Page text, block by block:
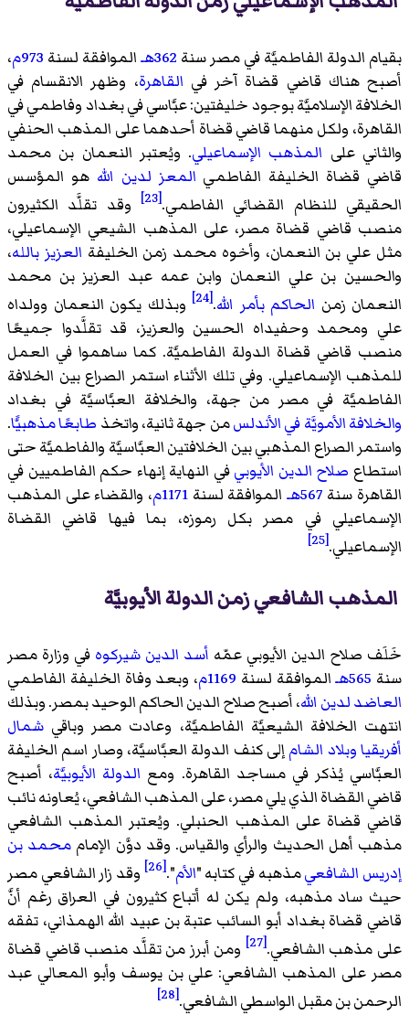
بقيام الدولة الفاطميَّة في مصر سنة 362هـ الموافقة لسنة 973م ،
أصبح هناك قاضي قضاة آخر في القاهرة، وظهر الانقسام في
الخلافة الإسلاميَّة بوجود خليفتين: عبَّاسي في بغداد وفاطمي في
القاهرة، ولكل منهما قاضي قضاة أحدهما على المذهب الحنفي
والثاني على المذهب الإسماعيلي. ويُعتبر النعمان بن محمد
قاضي قضاة الخليفة الفاطمي المعز لدين الله هو المؤسس
الحقيقي للنظام القضائي الفاطمي.[23]
وقد تقلَّد الكثيرون
منصب قاضي قضاة مصر، على المذهب الشيعي الإسماعيلي،
مثل علي بن النعمان، وأخوه محمد زمن الخليفة العزيز بالله،
والحسين بن علي النعمان وابن عمه عبد العزيز بن محمد
النعمان زمن الحاكم بأمر الله.
[24]
وبذلك يكون النعمان وولداه
علي ومحمد وحفيداه الحسين والعزيز، قد تقلَّدوا جميعًا
منصب قاضي قضاة الدولة الفاطميَّة. كما ساهموا في العمل
للمذهب الإسماعيلي. وفي تلك الأثناء استمر الصراع بين الخلافة
الفاطميَّة في مصر من جهة، والخلافة العبَّاسيَّة في بغداد
والخلافة الأمويَّة في الأندلسمن جهة ثانية، واتخذ طابعًا مذهبيًّا.
واستمر الصراع المذهبي بين الخلافتين العبَّاسيَّة والفاطميَّة حتى
استطاع صلاح الدين الأيوبيفي النهاية إنهاء حكم الفاطميين في
القاهرة سنة 567هـ الموافقة لسنة1171م ، والقضاء على المذهب
الإسماعيلي في مصر بكل رموزه، بما فيها قاضي القضاة
الإسماعيلي.[25]
المذهب الشافعي زمن الدولة الأيوبيَّة
خَلَف صلاح الدين الأيوبي عمّه أسد الدين شيركوه في وزارة مصر
سنة 565هـ الموافقة لسنة 1169م ، وبعد وفاة الخليفة الفاطمي
العاضد لدين الله، أصبح صلاح الدين الحاكم الوحيد بمصر. وبذلك
انتهت الخلافة الشيعيَّة الفاطميَّة، وعادت مصر وباقي شمال
أفريقياوبلاد الشامإلى كنف الدولة العبَّاسيَّة، وصار اسم الخليفة
العبَّاسي يُذكر في مساجد القاهرة. ومع الدولة الأيوبيَّة، أصبح
قاضي القضاة الذي يلي مصر، على المذهب الشافعي، يُعاونه نائب
قاضي قضاة على المذهب الحنبلي. ويُعتبر المذهب الشافعي
مذهب أهل الحديث والرأي والقياس. وقد دوَّن الإمام محمد بن
إدريس الشافعيمذهبه في كتابه "الأم".
[26]
وقد زار الشافعي مصر
حيث ساد مذهبه، ولم يكن له أتباع كثيرون في العراق رغم أنَّ
قاضي قضاة بغداد أبو السائب عتبة بن عبيد الله الهمذاني، تفقه
على مذهب الشافعي.[27]
ومن أبرز من تقلَّد منصب قاضي قضاة
مصر على المذهب الشافعي: علي بن يوسف وأبو المعالي عبد
الرحمن بن مقبل الواسطي الشافعي.[28]